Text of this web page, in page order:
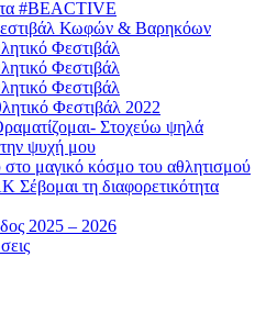
#BEACTIVE
Κωφών & Βαρηκόων
Φεστιβάλ
Φεστιβάλ
Φεστιβάλ
Φεστιβάλ 2022
Στοχεύω ψηλά
ψυχή μου
μαγικό κόσμο του αθλητισμού
τη διαφορετικότητα
2025 – 2026